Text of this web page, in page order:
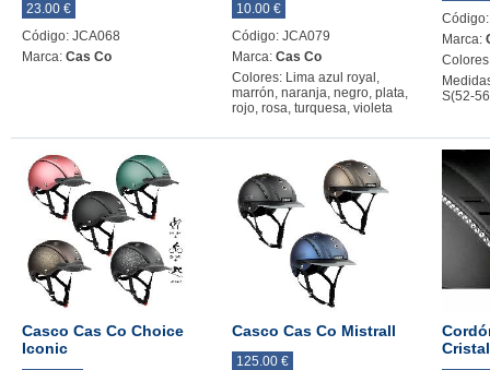
23.00 €
Código: JCA068
Marca: Cas Co
10.00 €
Código: JCA079
Marca: Cas Co
Colores: Lima azul royal,
marrón, naranja, negro, plata,
rojo, rosa, turquesa, violeta
Marca:
S(52-
Casco Cas Co Choice
Iconic
Casco Cas Co Mistrall
125.00 €